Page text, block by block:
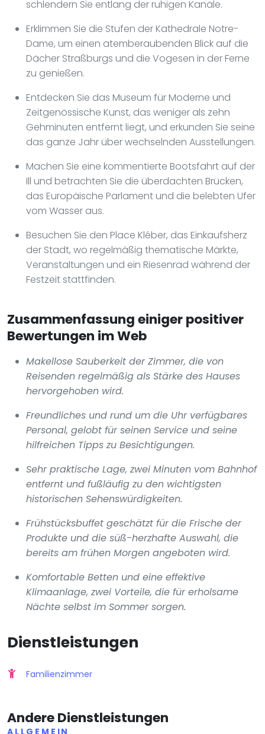
schlendern Sie entlang der ruhigen Kanäle.
Erklimmen Sie die Stufen der Kathedrale Notre-
Dame, um einen atemberaubenden Blick auf die
Dächer Straßburgs und die Vogesen in der Ferne
zu genießen.
Entdecken Sie das Museum für Moderne und
Zeitgenössische Kunst, das weniger als zehn
Gehminuten entfernt liegt, und erkunden Sie seine
das ganze Jahr über wechselnden Ausstellungen.
Machen Sie eine kommentierte Bootsfahrt auf der
Ill und betrachten Sie die überdachten Brücken,
das Europäische Parlament und die belebten Ufer
vom Wasser aus.
Besuchen Sie den Place Kléber, das Einkaufsherz
der Stadt, wo regelmäßig thematische Märkte,
Veranstaltungen und ein Riesenrad während der
Festzeit stattfinden.
Zusammenfassung einiger positiver
Bewertungen im Web
Makellose Sauberkeit der Zimmer, die von
Reisenden regelmäßig als Stärke des Hauses
hervorgehoben wird.
Freundliches und rund um die Uhr verfügbares
Personal, gelobt für seinen Service und seine
hilfreichen Tipps zu Besichtigungen.
Sehr praktische Lage, zwei Minuten vom Bahnhof
entfernt und fußläufig zu den wichtigsten
historischen Sehenswürdigkeiten.
Frühstücksbuffet geschätzt für die Frische der
Produkte und die süß-herzhafte Auswahl, die
bereits am frühen Morgen angeboten wird.
Komfortable Betten und eine effektive
Klimaanlage, zwei Vorteile, die für erholsame
Nächte selbst im Sommer sorgen.
Dienstleistungen
Familienzimmer
Andere Dienstleistungen
ALLGEMEIN